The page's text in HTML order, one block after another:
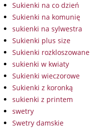
Sukienki na co dzień
Sukienki na komunię
sukienki na sylwestra
Sukienki plus size
Sukienki rozkloszowane
sukienki w kwiaty
Sukienki wieczorowe
Sukienki z koronką
sukienki z printem
swetry
Swetry damskie